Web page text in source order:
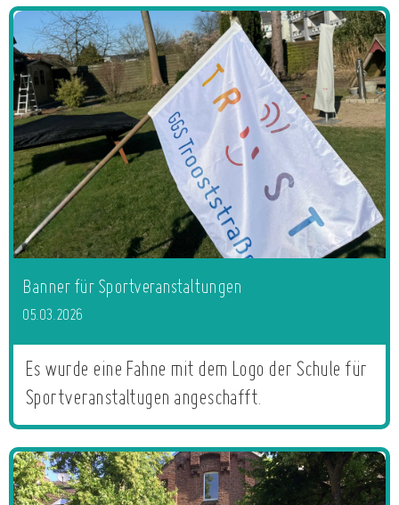
Banner für Sportveranstaltungen
05.03.2026
Es wurde eine Fahne mit dem Logo der Schule für
Sportveranstaltugen angeschafft.